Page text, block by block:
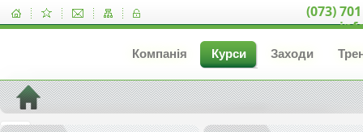
(073)
Компанія Курси Заходи